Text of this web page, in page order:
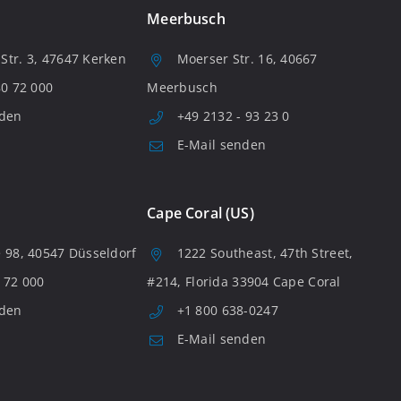
3, 47647 Kerken
72 000
Meerbusch
Moerser Str. 16, 40667
Meerbusch
+49 2132 - 93 23 0
E-Mail senden
98, 40547 Düsseldorf
000
Cape Coral (US)
1222 Southeast, 47th Street,
#214, Florida 33904 Cape Coral
+1 800 638-0247
E-Mail senden